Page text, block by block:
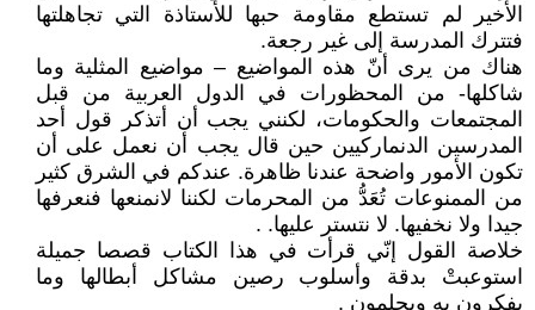
الأخير لم تستطع مقاومة حبها للأستاذة التي تجاهلتها
فتترك المدرسة إلى غير رجعة.
هناك من يرى أنّ هذه المواضيع – مواضيع المثلية وما
شاكلها- من المحظورات في الدول العربية من قبل
المجتمعات والحكومات، لكنني يجب أن أتذكر قول أحد
المدرسين الدنماركيين حين قال يجب أن نعمل على أن
تكون الأمور واضحة عندنا ظاهرة. عندكم في الشرق كثير
من الممنوعات تُعَدُّ من المحرمات لكننا لانمنعها فنعرفها
جيدا ولا نخفيها. لا نتستر عليها. .
خلاصة القول إنّي قرأت في هذا الكتاب قصصا جميلة
استوعبتْ بدقة وأسلوب رصين مشاكل أبطالها وما
يفكرون به ويحلمون .